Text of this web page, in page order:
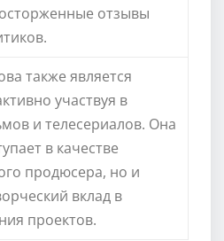
отзывы
также является
участвуя в
и телесериалов. Она
в качестве
продюсера, но и
вклад в
проектов.